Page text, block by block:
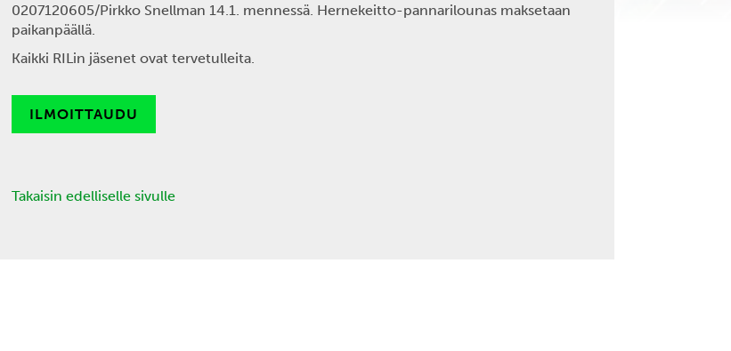
0207120605/Pirkko Snellman 14.1. mennessä. Hernekeitto-pannarilounas maksetaan
paikanpäällä.
Kaikki RILin jäsenet ovat tervetulleita.
ILMOITTAUDU
Takaisin edelliselle sivulle